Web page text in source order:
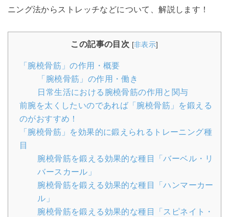
ニング法からストレッチなどについて、解説します！
この記事の目次 [非表示]
「腕橈骨筋」の作用・概要
「腕橈骨筋」の作用・働き
日常生活における腕橈骨筋の作用と関与
前腕を太くしたいのであれば「腕橈骨筋」を鍛える
のがおすすめ！
「腕橈骨筋」を効果的に鍛えられるトレーニング種
目
腕橈骨筋を鍛える効果的な種目「バーベル・リ
バースカール」
腕橈骨筋を鍛える効果的な種目「ハンマーカー
ル」
腕橈骨筋を鍛える効果的な種目「スピネイト・